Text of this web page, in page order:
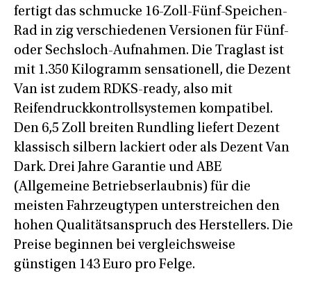
fertigt das schmucke 16-Zoll-Fünf-Speichen-
Rad in zig verschiedenen Versionen für Fünf-
oder Sechsloch-Aufnahmen. Die Traglast ist
mit 1.350 Kilogramm sensationell, die Dezent
Van ist zudem RDKS-ready, also mit
Reifendruckkontrollsystemen kompatibel.
Den 6,5 Zoll breiten Rundling liefert Dezent
klassisch silbern lackiert oder als Dezent Van
Dark. Drei Jahre Garantie und ABE
(Allgemeine Betriebserlaubnis) für die
meisten Fahrzeugtypen unterstreichen den
hohen Qualitätsanspruch des Herstellers. Die
Preise beginnen bei vergleichsweise
günstigen 143 Euro pro Felge.